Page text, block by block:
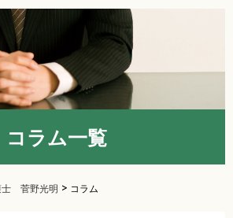
コラム一覧
士 菅野光明 > コラム